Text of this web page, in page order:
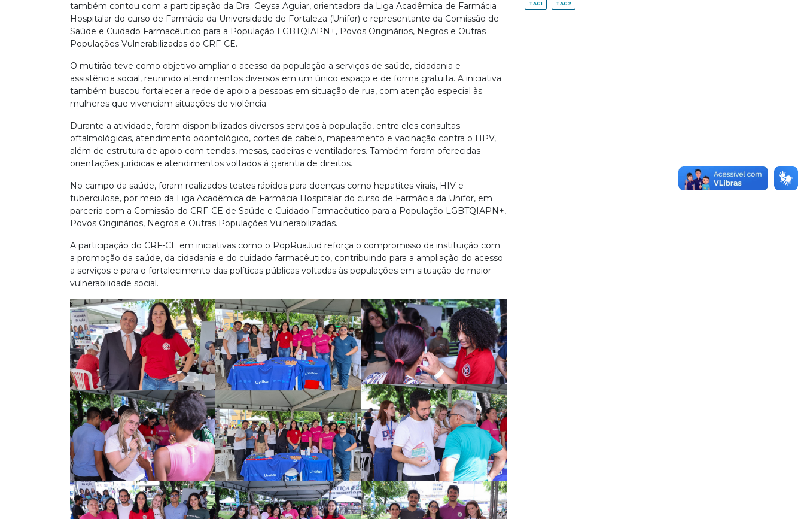
também contou com a participação da Dra. Geysa Aguiar, orientadora da Liga Acadêmica de Farmácia
Hospitalar do curso de Farmácia da Universidade de Fortaleza (Unifor) e representante da Comissão de
Saúde e Cuidado Farmacêutico para a População LGBTQIAPN+, Povos Originários, Negros e Outras
Populações Vulnerabilizadas do CRF-CE.
O mutirão teve como objetivo ampliar o acesso da população a serviços de saúde, cidadania e
assistência social, reunindo atendimentos diversos em um único espaço e de forma gratuita. A iniciativa
também buscou fortalecer a rede de apoio a pessoas em situação de rua, com atenção especial às
mulheres que vivenciam situações de violência.
Durante a atividade, foram disponibilizados diversos serviços à população, entre eles consultas
oftalmológicas, atendimento odontológico, cortes de cabelo, mapeamento e vacinação contra o HPV,
além de estrutura de apoio com tendas, mesas, cadeiras e ventiladores. Também foram oferecidas
orientações jurídicas e atendimentos voltados à garantia de direitos.
No campo da saúde, foram realizados testes rápidos para doenças como hepatites virais, HIV e
tuberculose, por meio da Liga Acadêmica de Farmácia Hospitalar do curso de Farmácia da Unifor, em
parceria com a Comissão do CRF-CE de Saúde e Cuidado Farmacêutico para a População LGBTQIAPN+,
Povos Originários, Negros e Outras Populações Vulnerabilizadas.
A participação do CRF-CE em iniciativas como o PopRuaJud reforça o compromisso da instituição com
a promoção da saúde, da cidadania e do cuidado farmacêutico, contribuindo para a ampliação do acesso
a serviços e para o fortalecimento das políticas públicas voltadas às populações em situação de maior
vulnerabilidade social.
TAG1 TAG2